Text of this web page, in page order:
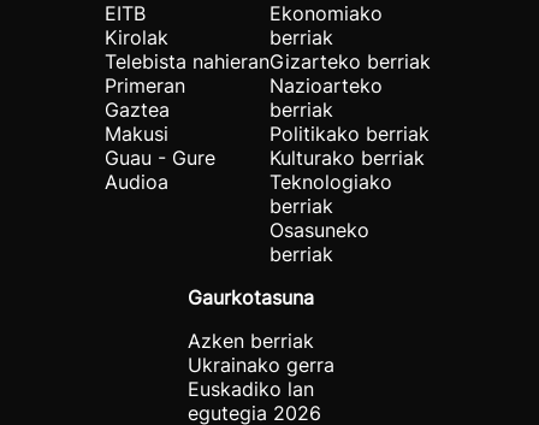
EITB
Kirolak
Telebista nahieran
Primeran
Gaztea
Makusi
Guau - Gure
Audioa
Ekonomiako
berriak
Gizarteko berriak
Nazioarteko
berriak
Politikako berriak
Kulturako berriak
Teknologiako
berriak
Osasuneko
berriak
Gaurkotasuna
Azken berriak
Ukrainako gerra
Euskadiko lan
egutegia 2026